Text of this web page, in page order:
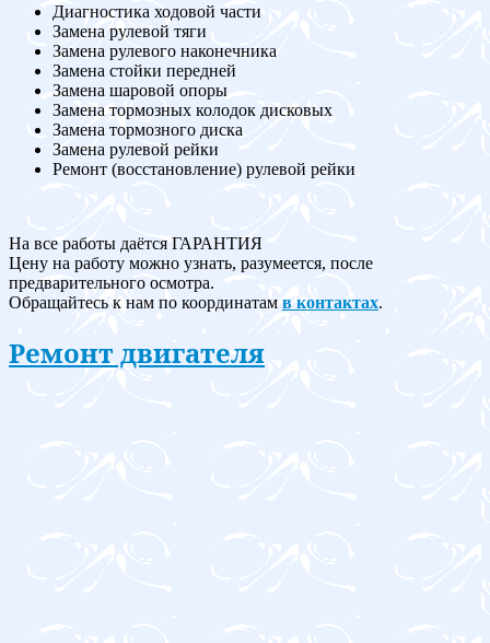
Диагностика ходовой части
Замена рулевой тяги
Замена рулевого наконечника
Замена стойки передней
Замена шаровой опоры
Замена тормозных колодок дисковых
Замена тормозного диска
Замена рулевой рейки
Ремонт (восстановление) рулевой рейки
На все работы даётся ГАРАНТИЯ
Цену на работу можно узнать, разумеется, после
предварительного осмотра.
Обращайтесь к нам по координатам в контактах.
Ремонт двигателя